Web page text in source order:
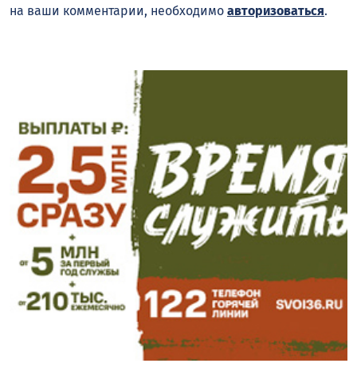
на ваши комментарии, необходимо авторизоваться.